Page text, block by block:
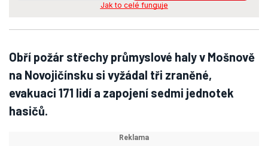
Jak to celé funguje
Obří požár střechy průmyslové haly v Mošnově
na Novojičínsku si vyžádal tři zraněné,
evakuaci 171 lidí a zapojení sedmi jednotek
hasičů.